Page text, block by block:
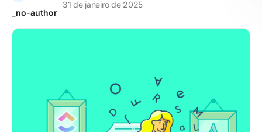
_no-author
31 de janeiro de 2025